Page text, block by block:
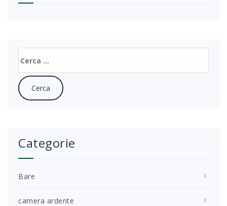
per:
Categorie
Bare
camera ardente